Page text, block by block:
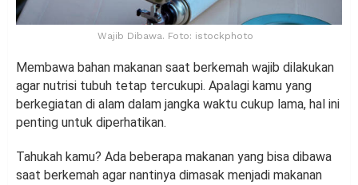
Wajib Dibawa. Foto: istockphoto
Membawa bahan makanan saat berkemah wajib dilakukan
agar nutrisi tubuh tetap tercukupi. Apalagi kamu yang
berkegiatan di alam dalam jangka waktu cukup lama, hal ini
penting untuk diperhatikan.
Tahukah kamu? Ada beberapa makanan yang bisa dibawa
saat berkemah agar nantinya dimasak menjadi makanan